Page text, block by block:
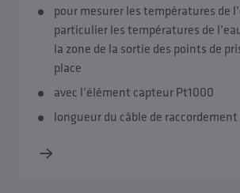
pour mesurer les températures de
particulier les températures de
la zone de la sortie des points de
place
avec l’élément capteur Pt1000
longueur du câble de raccordement